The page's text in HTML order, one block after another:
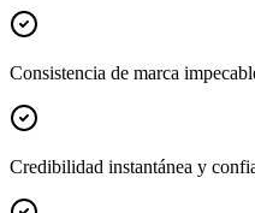
Consistencia de marca
Credibilidad instantánea y